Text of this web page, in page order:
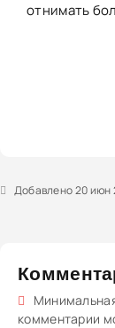
отнимать
Добавлено 20 июн
комментарии